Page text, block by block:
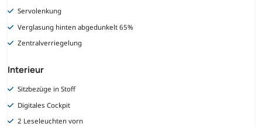
Servolenkung
Verglasung hinten abgedunkelt 65%
Zentralverriegelung
Interieur
Sitzbezüge in Stoff
Digitales Cockpit
2 Leseleuchten vorn